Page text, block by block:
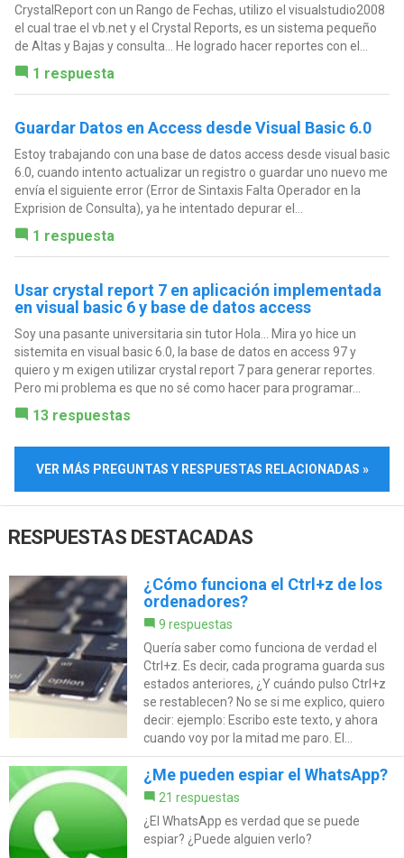
CrystalReport con un Rango de Fechas, utilizo el visualstudio2008
el cual trae el vb.net y el Crystal Reports, es un sistema pequeño
de Altas y Bajas y consulta... He logrado hacer reportes con el...
1 respuesta
Guardar Datos en Access desde Visual Basic 6.0
Estoy trabajando con una base de datos access desde visual basic
6.0, cuando intento actualizar un registro o guardar uno nuevo me
envía el siguiente error (Error de Sintaxis Falta Operador en la
Exprision de Consulta), ya he intentado depurar el...
1 respuesta
Usar crystal report 7 en aplicación implementada
en visual basic 6 y base de datos access
Soy una pasante universitaria sin tutor Hola... Mira yo hice un
sistemita en visual basic 6.0, la base de datos en access 97 y
quiero y m exigen utilizar crystal report 7 para generar reportes.
Pero mi problema es que no sé como hacer para programar...
13 respuestas
VER MÁS PREGUNTAS Y RESPUESTAS RELACIONADAS »
RESPUESTAS DESTACADAS
¿Cómo funciona el Ctrl+z de los
ordenadores?
9 respuestas
Quería saber como funciona de verdad el
Ctrl+z. Es decir, cada programa guarda sus
estados anteriores, ¿Y cuándo pulso Ctrl+z
se restablecen? No se si me explico, quiero
decir: ejemplo: Escribo este texto, y ahora
cuando voy por la mitad me paro. El...
¿Me pueden espiar el WhatsApp?
21 respuestas
¿El WhatsApp es verdad que se puede
espiar? ¿Puede alguien verlo?